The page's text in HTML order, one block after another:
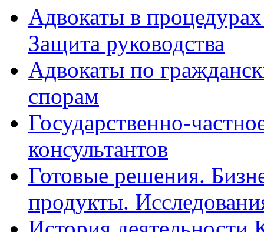
Адвокаты в
Защита руководства
Адвокаты по
спорам
Государственно-
консультантов
Готовые решения.
продукты.